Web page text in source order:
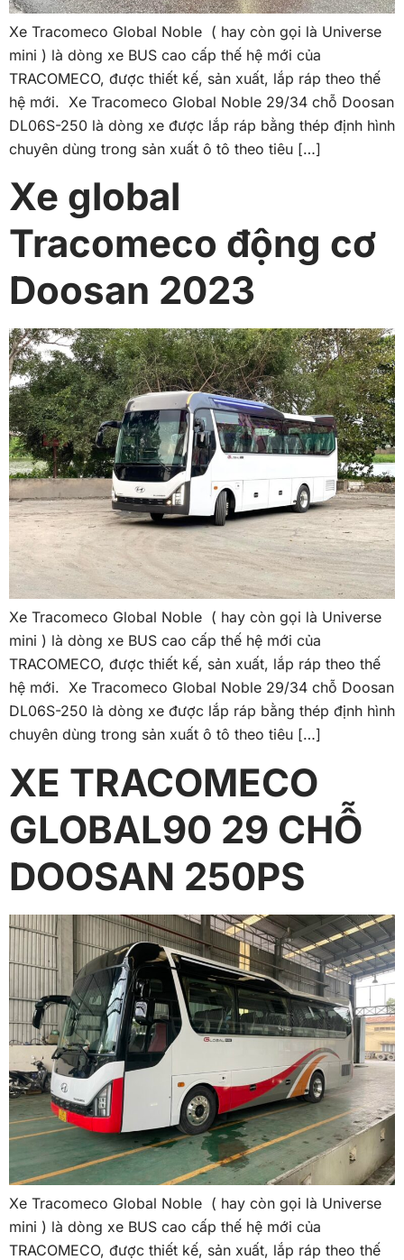
Xe Tracomeco Global Noble ( hay còn gọi là Universe
mini ) là dòng xe BUS cao cấp thế hệ mới của
TRACOMECO, được thiết kế, sản xuất, lắp ráp theo thế
hệ mới. Xe Tracomeco Global Noble 29/34 chỗ Doosan
DL06S-250 là dòng xe được lắp ráp bằng thép định hình
chuyên dùng trong sản xuất ô tô theo tiêu […]
Xe global
Tracomeco động cơ
Doosan 2023
Xe Tracomeco Global Noble ( hay còn gọi là Universe
mini ) là dòng xe BUS cao cấp thế hệ mới của
TRACOMECO, được thiết kế, sản xuất, lắp ráp theo thế
hệ mới. Xe Tracomeco Global Noble 29/34 chỗ Doosan
DL06S-250 là dòng xe được lắp ráp bằng thép định hình
chuyên dùng trong sản xuất ô tô theo tiêu […]
XE TRACOMECO
GLOBAL90 29 CHỖ
DOOSAN 250PS
Xe Tracomeco Global Noble ( hay còn gọi là Universe
mini ) là dòng xe BUS cao cấp thế hệ mới của
TRACOMECO, được thiết kế, sản xuất, lắp ráp theo thế